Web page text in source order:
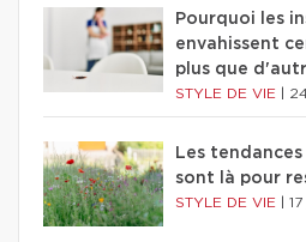
Pourquoi les
envahissent
plus que
STYLE DE VIE
Les
sont là pour
STYLE DE VIE